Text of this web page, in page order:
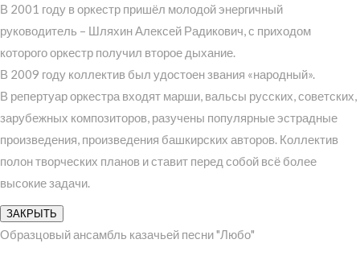
В 2001 году в оркестр пришёл молодой энергичный
руководитель – Шляхин Алексей Радикович, с приходом
которого оркестр получил второе дыхание.
В 2009 году коллектив был удостоен звания «народный».
В репертуар оркестра входят марши, вальсы русских, советских,
зарубежных композиторов, разучены популярные эстрадные
произведения, произведения башкирских авторов. Коллектив
полон творческих планов и ставит перед собой всё более
высокие задачи.
ЗАКРЫТЬ
Образцовый ансамбль казачьей песни "Любо"